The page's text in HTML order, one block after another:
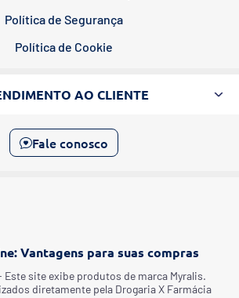
Política de Segurança
Política de Cookie
AO CLIENTE
Fale conosco
Vantagens para suas compras
site exibe produtos de marca Myralis.
diretamente pela Drogaria X Farmácia